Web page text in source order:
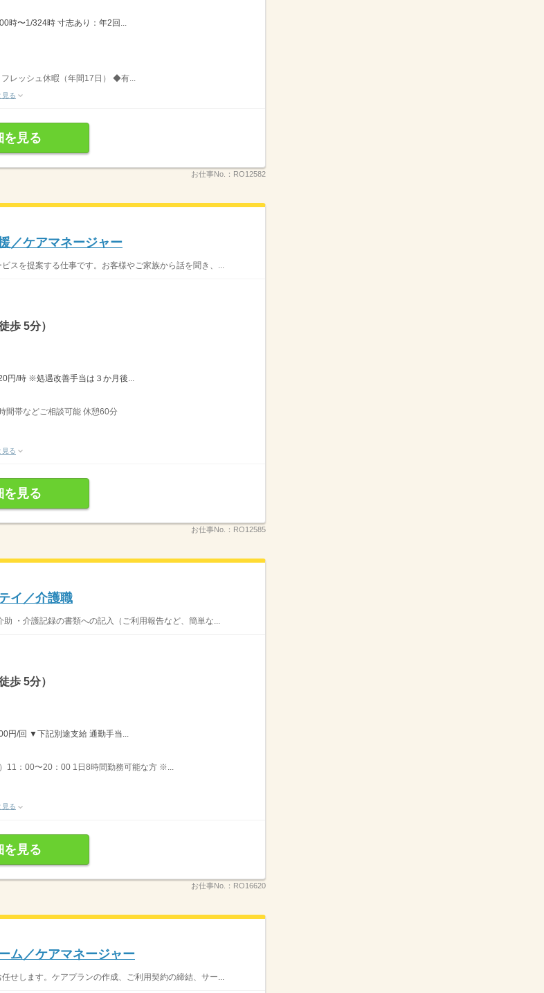
〜1/324時 寸志あり：年2回...
レッシュ休暇（年間17日） ◆有...
見る
を見る
お仕事No.： RO12582
／ケアマネージャー
スを提案する仕事です。お客様やご家族から話を聞き、...
歩 5分）
円/時 ※処遇改善手当は３か月後...
間帯などご相談可能 休憩60分
見る
を見る
お仕事No.： RO12585
イ／介護職
・介護記録の書類への記入（ご利用報告など、簡単な...
歩 5分）
円/回 ▼下記別途支給 通勤手当...
11：00〜20：00 1日8時間勤務可能な方 ※...
見る
を見る
お仕事No.： RO16620
ム／ケアマネージャー
せします。ケアプランの作成、ご利用契約の締結、サー...